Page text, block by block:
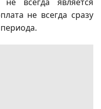
не всегда сразу